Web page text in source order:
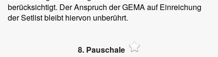
berücksichtigt. Der Anspruch der GEMA auf Einreichung
der Setlist bleibt hiervon unberührt.
8. Pauschale